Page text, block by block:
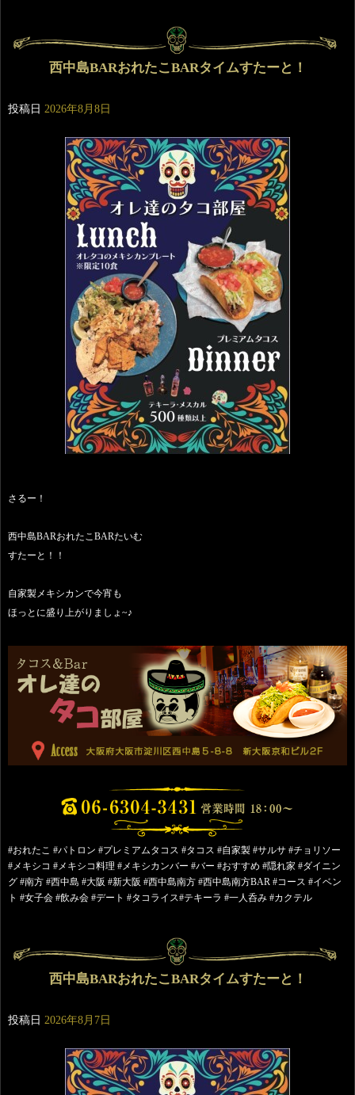
西中島BARおれたこBARタイムすたーと！
投稿日 2026年8月8日
さるー！
西中島BARおれたこBARたいむ
すたーと！！
自家製メキシカンで今宵も
ほっとに盛り上がりましょ~♪
#おれたこ #パトロン #プレミアムタコス #タコス #自家製 #サルサ #チョリソー
#メキシコ #メキシコ料理 #メキシカンバー #バー #おすすめ #隠れ家 #ダイニン
グ #南方 #西中島 #大阪 #新大阪 #西中島南方 #西中島南方BAR #コース #イベン
ト #女子会 #飲み会 #デート #タコライス#テキーラ #一人呑み #カクテル
西中島BARおれたこBARタイムすたーと！
投稿日 2026年8月7日